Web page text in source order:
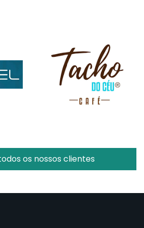
os nossos clientes